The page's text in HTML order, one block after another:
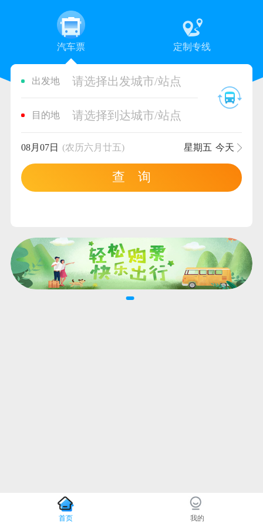
汽车票 定制专线
出发地 请选择出发城市/站点
目的地 请选择到达城市/站点
08月07日 (农历六月廿五) 星期五 今天
查 询
首页 我的